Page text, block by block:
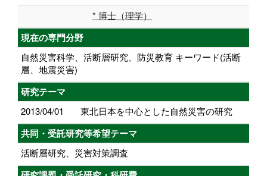
* 博士（理学）
現在の専門分野
自然災害科学、活断層研究、防災教育 キーワード(活断
層、地震災害)
研究テーマ
2013/04/01 東北日本を中心とした自然災害の研究
共同・受託研究等希望テーマ
活断層研究、災害対策調査